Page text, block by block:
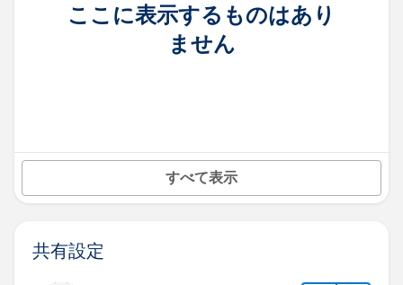
ここに表示するものはあり
ません
すべて表示
共有設定